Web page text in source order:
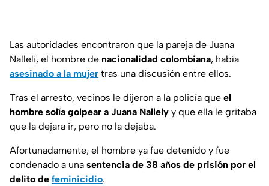
Las autoridades encontraron que la pareja de Juana
Nalleli, el hombre de nacionalidad colombiana, había
asesinado a la mujer tras una discusión entre ellos.
Tras el arresto, vecinos le dijeron a la policía que el
hombre solía golpear a Juana Nallely y que ella le gritaba
que la dejara ir, pero no la dejaba.
Afortunadamente, el hombre ya fue detenido y fue
condenado a una sentencia de 38 años de prisión por el
delito de feminicidio.